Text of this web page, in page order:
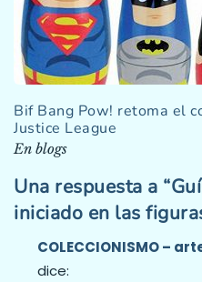
Bif Bang Pow! retoma el
Justice League
En blogs
Una respuesta a
iniciado en las
COLECCIONISMO –
dice: